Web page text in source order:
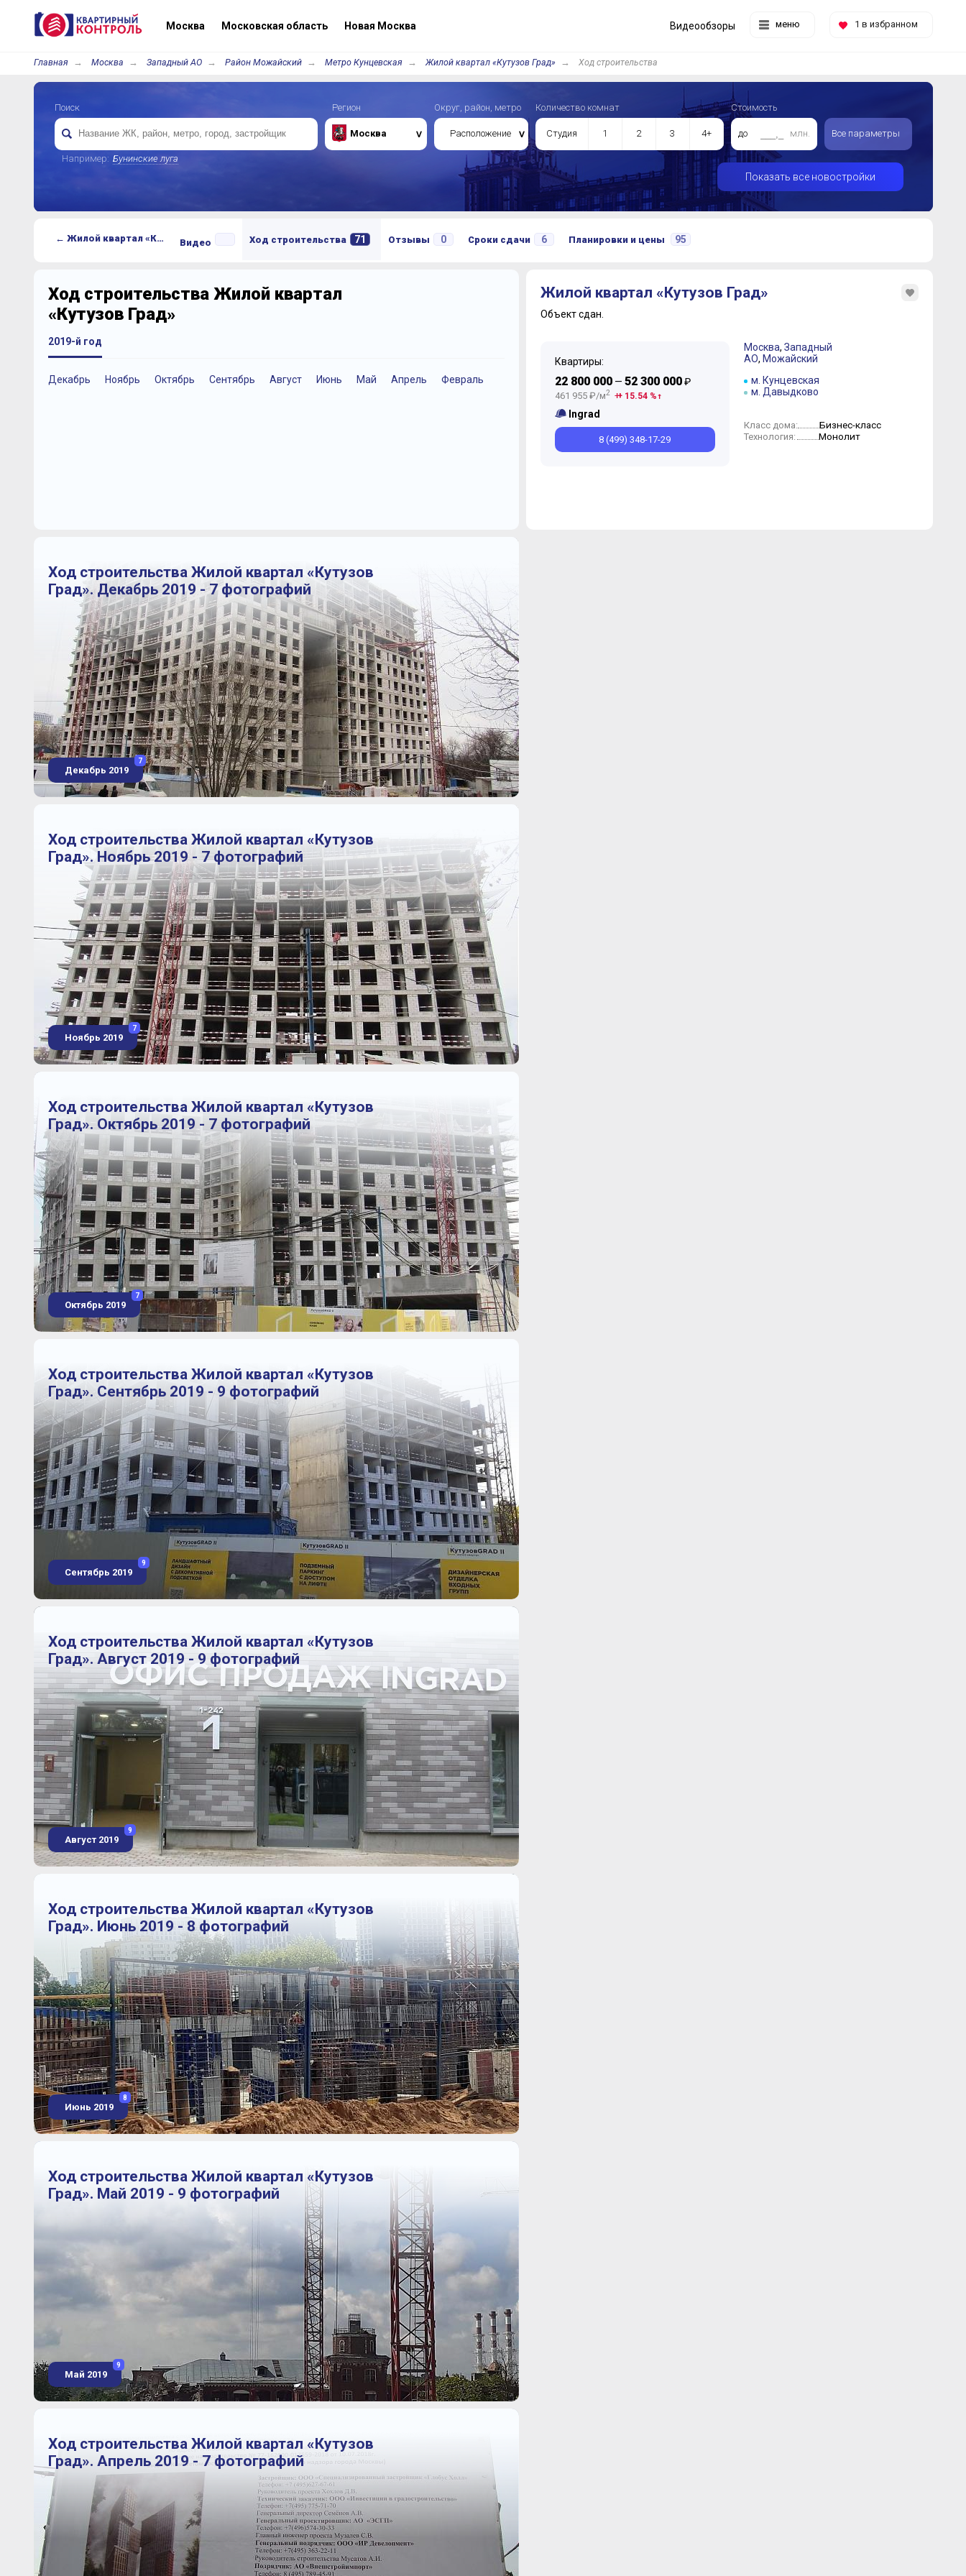
Москва Московская область Новая Москва меню 1 в избранном
Видеообзоры
Главная Москва Западный АО Район Можайский Метро Кунцевская Жилой квартал «Кутузов Град» Ход строительства
Поиск
Например: Бунинские луга
Регион
Москва
Округ, район, метро
Расположение
Количество комнат
Студия 1 2 3 4+
Стоимость
до млн. Все параметры
Показать все новостройки
← Жилой квартал «Кутузов Град» Видео Ход строительства 71 Отзывы 0 Сроки сдачи 6 Планировки и цены 95
Ход строительства Жилой квартал
«Кутузов Град»
2019-й год
Декабрь Ноябрь Октябрь Сентябрь Август Июнь Май Апрель Февраль
Ход строительства Жилой квартал «Кутузов
Град». Декабрь 2019 - 7 фотографий
Декабрь 2019
7
Ход строительства Жилой квартал «Кутузов
Град». Ноябрь 2019 - 7 фотографий
Ноябрь 2019
7
Ход строительства Жилой квартал «Кутузов
Град». Октябрь 2019 - 7 фотографий
Октябрь 2019
7
Ход строительства Жилой квартал «Кутузов
Град». Сентябрь 2019 - 9 фотографий
Сентябрь 2019
9
Ход строительства Жилой квартал «Кутузов
Град». Август 2019 - 9 фотографий
Август 2019
9
Ход строительства Жилой квартал «Кутузов
Град». Июнь 2019 - 8 фотографий
Июнь 2019
8
Ход строительства Жилой квартал «Кутузов
Град». Май 2019 - 9 фотографий
Май 2019
9
Ход строительства Жилой квартал «Кутузов
Град». Апрель 2019 - 7 фотографий
Жилой квартал «Кутузов Град»
Объект сдан.
Квартиры:
22 800 000— 52 300 000₽
461 955 ₽/м2 + 15.54 %
Ingrad
8 (499) 348-17-29
Москва, Западный
АО, Можайский
м. Кунцевская
м. Давыдково
Класс дома: Бизнес-класс
Технология: Монолит